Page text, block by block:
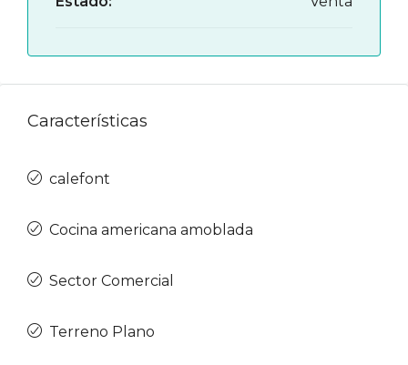
Características
calefont
Cocina americana amoblada
Sector Comercial
Terreno Plano